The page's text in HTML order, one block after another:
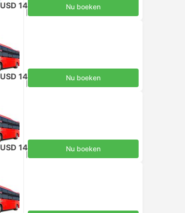
USD 14 Nu boeken
USD 14 Nu boeken
USD 14 Nu boeken